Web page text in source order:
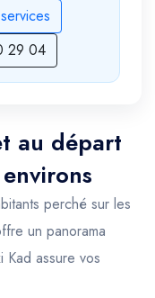
29 04
au départ
perché sur les
un panorama
Kad assure vos